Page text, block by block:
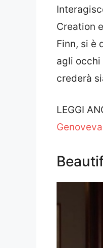
Creation
Finn, si è
agli occhi
crederà
LEGGI
Genoveva